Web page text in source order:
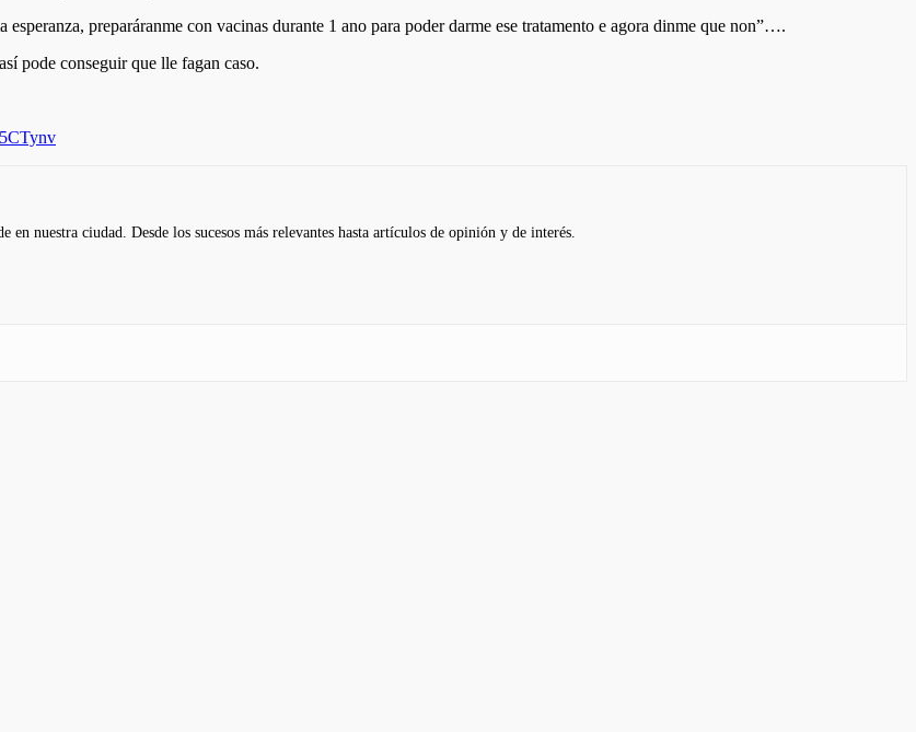
preparáranme con vacinas durante 1 ano para poder darme ese tratamento e agora dinme que non”….
pode conseguir que lle fagan caso.
nuestra ciudad. Desde los sucesos más relevantes hasta artículos de opinión y de interés.